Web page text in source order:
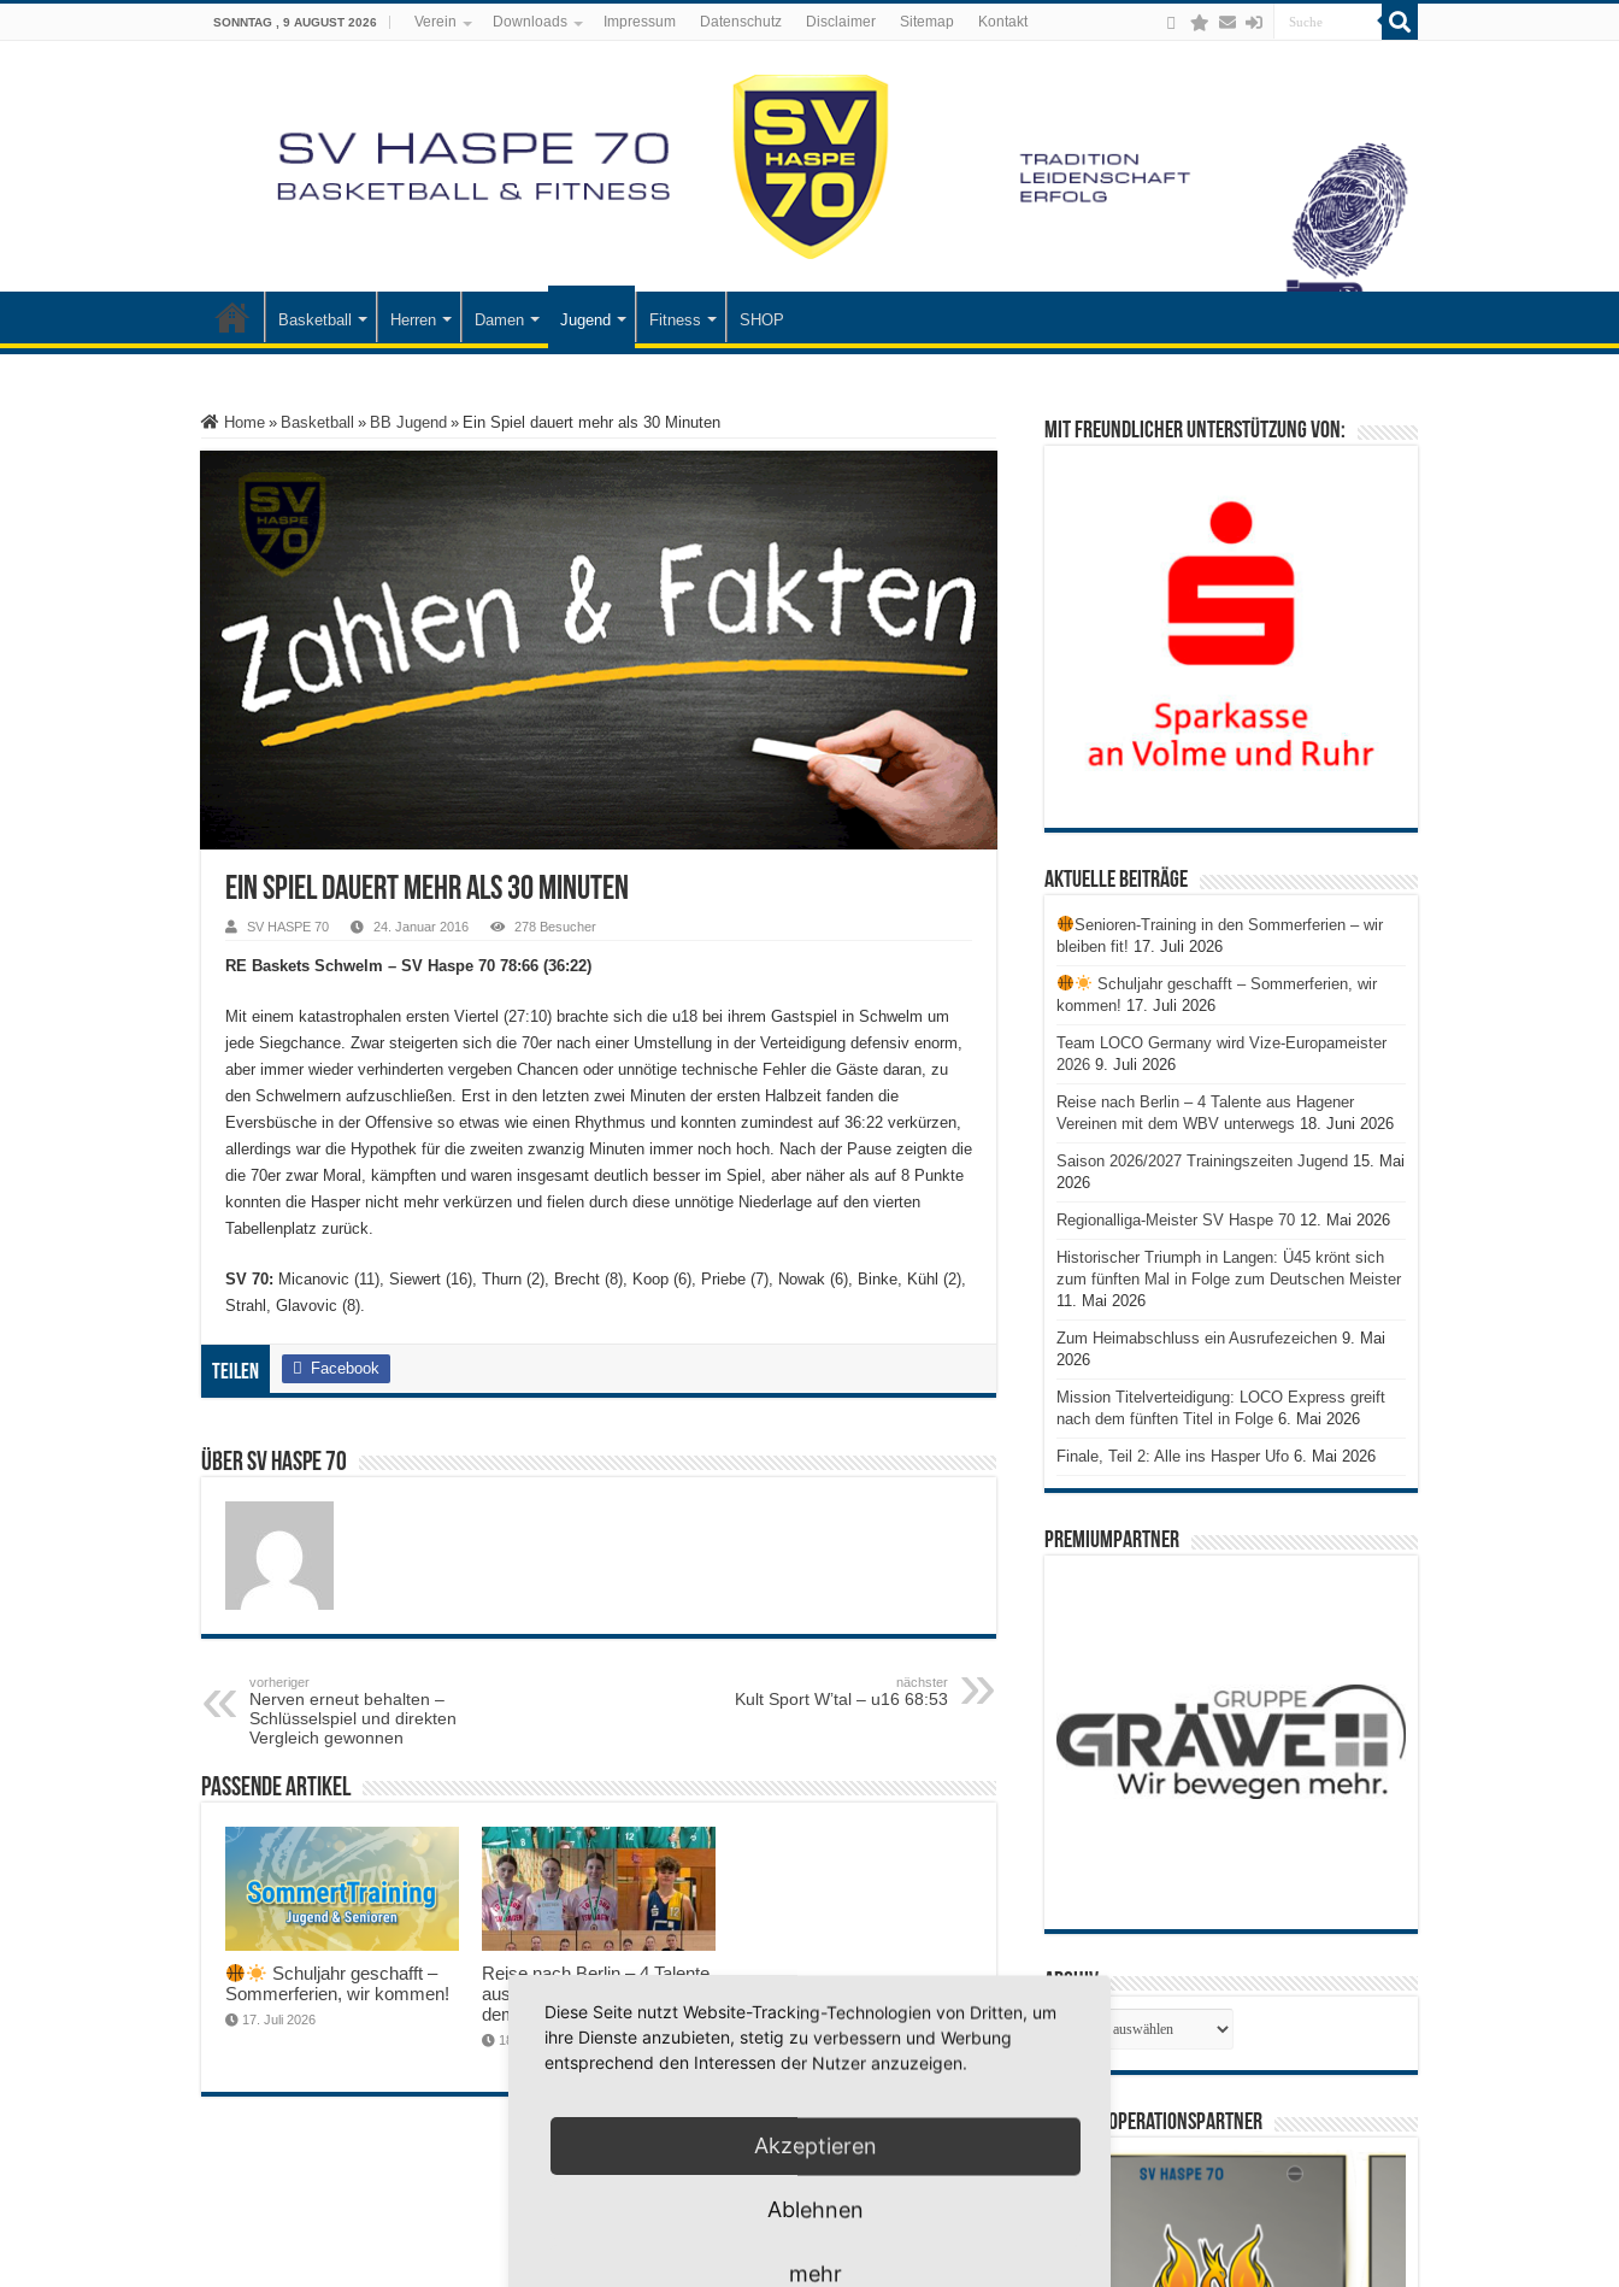
SONNTAG , 9 AUGUST 2026 Verein Downloads Impressum Datenschutz Disclaimer Sitemap Kontakt
Basketball Herren Damen Jugend Fitness SHOP
Home » Basketball » BB Jugend » Ein Spiel dauert mehr als 30 Minuten
Ein Spiel dauert mehr als 30 Minuten
SV HASPE 70 24. Januar 2016 278 Besucher
RE Baskets Schwelm – SV Haspe 70 78:66 (36:22)
Mit einem katastrophalen ersten Viertel (27:10) brachte sich die u18 bei ihrem Gastspiel in Schwelm um
jede Siegchance. Zwar steigerten sich die 70er nach einer Umstellung in der Verteidigung defensiv enorm,
aber immer wieder verhinderten vergeben Chancen oder unnötige technische Fehler die Gäste daran, zu
den Schwelmern aufzuschließen. Erst in den letzten zwei Minuten der ersten Halbzeit fanden die
Eversbüsche in der Offensive so etwas wie einen Rhythmus und konnten zumindest auf 36:22 verkürzen,
allerdings war die Hypothek für die zweiten zwanzig Minuten immer noch hoch. Nach der Pause zeigten die
die 70er zwar Moral, kämpften und waren insgesamt deutlich besser im Spiel, aber näher als auf 8 Punkte
konnten die Hasper nicht mehr verkürzen und fielen durch diese unnötige Niederlage auf den vierten
Tabellenplatz zurück.
SV 70: Micanovic (11), Siewert (16), Thurn (2), Brecht (8), Koop (6), Priebe (7), Nowak (6), Binke, Kühl (2),
Strahl, Glavovic (8).
Teilen Facebook
Über SV HASPE 70
vorheriger
Nerven erneut behalten –
Schlüsselspiel und direkten
Vergleich gewonnen
nächster
Kult Sport W’tal – u16 68:53
Passende Artikel
Schuljahr geschafft –
Sommerferien, wir kommen!
17. Juli 2026
Reise nach Berlin – 4 Talente
aus Hagener Vereinen mit
dem WBV unterwegs
18. Juni 2026
Mit freundlicher Unterstützung von:
Aktuelle Beiträge
Senioren-Training in den Sommerferien – wir
bleiben fit! 17. Juli 2026
Schuljahr geschafft – Sommerferien, wir
kommen! 17. Juli 2026
Team LOCO Germany wird Vize-Europameister
2026 9. Juli 2026
Reise nach Berlin – 4 Talente aus Hagener
Vereinen mit dem WBV unterwegs 18. Juni 2026
Saison 2026/2027 Trainingszeiten Jugend 15. Mai
2026
Regionalliga-Meister SV Haspe 70 12. Mai 2026
Historischer Triumph in Langen: Ü45 krönt sich
zum fünften Mal in Folge zum Deutschen Meister
11. Mai 2026
Zum Heimabschluss ein Ausrufezeichen 9. Mai
2026
Mission Titelverteidigung: LOCO Express greift
nach dem fünften Titel in Folge 6. Mai 2026
Finale, Teil 2: Alle ins Hasper Ufo 6. Mai 2026
PREMIUMPARTNER
Archiv
SV 70 Kooperationspartner
Diese Seite nutzt Website-Tracking-Technologien von Dritten, um
ihre Dienste anzubieten, stetig zu verbessern und Werbung
entsprechend den Interessen der Nutzer anzuzeigen.
Akzeptieren
Ablehnen
mehr